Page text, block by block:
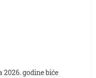
2026. godine biće